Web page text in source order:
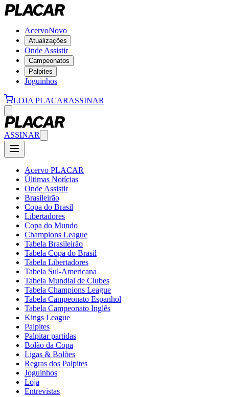
AcervoNovo
Atualizações
Onde Assistir
Campeonatos
Palpites
Joguinhos
LOJA PLACARASSINAR
ASSINAR
Acervo PLACAR
Últimas Notícias
Onde Assistir
Brasileirão
Copa do Brasil
Libertadores
Copa do Mundo
Champions League
Tabela Brasileirão
Tabela Copa do Brasil
Tabela Libertadores
Tabela Sul-Americana
Tabela Mundial de Clubes
Tabela Champions League
Tabela Campeonato Espanhol
Tabela Campeonato Inglês
Kings League
Palpites
Palpitar partidas
Bolão da Copa
Ligas & Bolões
Regras dos Palpites
Joguinhos
Loja
Entrevistas